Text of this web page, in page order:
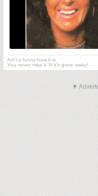
Ain't it funny how it is
You never miss it 'til it's gone away!
▼